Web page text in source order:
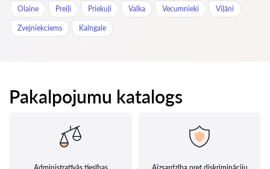
Olaine Preiļi Priekuļi Valka Vecumnieki Viļāni
Zvejniekciems Kalngale
Pakalpojumu katalogs